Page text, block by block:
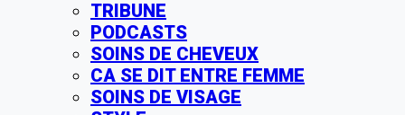
TRIBUNE
PODCASTS
SOINS DE CHEVEUX
CA SE DIT ENTRE FEMME
SOINS DE VISAGE